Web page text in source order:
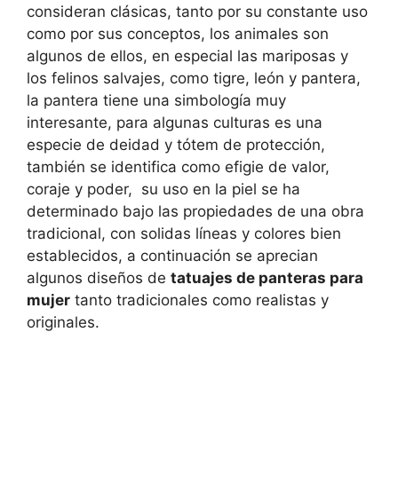
consideran clásicas, tanto por su constante uso
como por sus conceptos, los animales son
algunos de ellos, en especial las mariposas y
los felinos salvajes, como tigre, león y pantera,
la pantera tiene una simbología muy
interesante, para algunas culturas es una
especie de deidad y tótem de protección,
también se identifica como efigie de valor,
coraje y poder, su uso en la piel se ha
determinado bajo las propiedades de una obra
tradicional, con solidas líneas y colores bien
establecidos, a continuación se aprecian
algunos diseños de tatuajes de panteras para
mujer tanto tradicionales como realistas y
originales.